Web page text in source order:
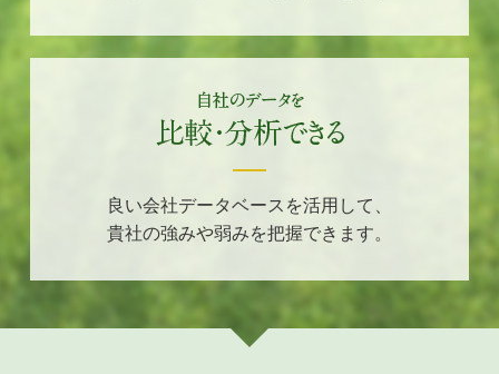
良い会社データベースを活用して、
貴社の強みや弱みを把握できます。